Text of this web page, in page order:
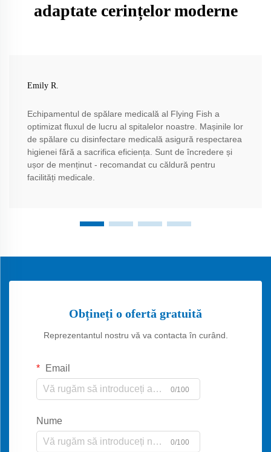
adaptate cerințelor moderne
Emily R.
Echipamentul de spălare medicală al Flying Fish a
optimizat fluxul de lucru al spitalelor noastre. Mașinile lor
de spălare cu disinfectare medicală asigură respectarea
higienei fără a sacrifica eficiența. Sunt de încredere și
ușor de menținut - recomandat cu căldură pentru
facilități medicale.
Obțineți o ofertă gratuită
Reprezentantul nostru vă va contacta în curând.
Email
0/100
Nume
0/100